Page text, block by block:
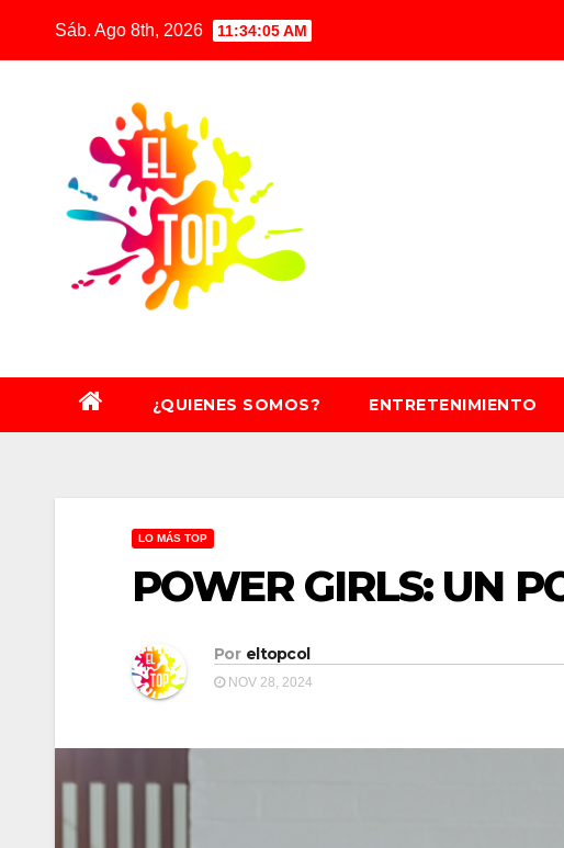
Sáb. Ago 8th, 2026 11:34:07 AM
¿QUIENES SOMOS? ENTRETENIMIENTO
LO MÁS TOP
POWER GIRLS: UN
Por eltopcol
NOV 28, 2024